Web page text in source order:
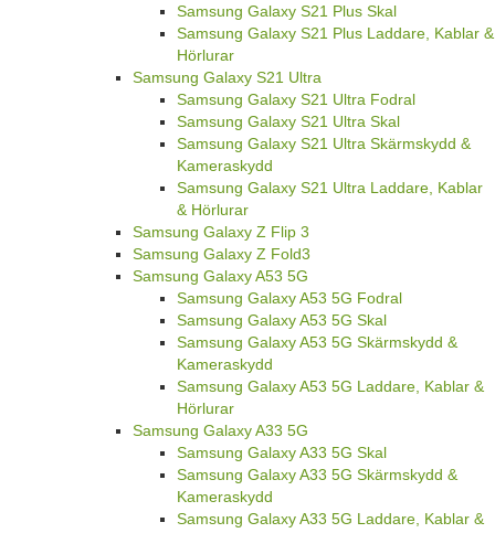
Samsung Galaxy S21 Plus Skal
Samsung Galaxy S21 Plus Laddare, Kablar &
Hörlurar
Samsung Galaxy S21 Ultra
Samsung Galaxy S21 Ultra Fodral
Samsung Galaxy S21 Ultra Skal
Samsung Galaxy S21 Ultra Skärmskydd &
Kameraskydd
Samsung Galaxy S21 Ultra Laddare, Kablar
& Hörlurar
Samsung Galaxy Z Flip 3
Samsung Galaxy Z Fold3
Samsung Galaxy A53 5G
Samsung Galaxy A53 5G Fodral
Samsung Galaxy A53 5G Skal
Samsung Galaxy A53 5G Skärmskydd &
Kameraskydd
Samsung Galaxy A53 5G Laddare, Kablar &
Hörlurar
Samsung Galaxy A33 5G
Samsung Galaxy A33 5G Skal
Samsung Galaxy A33 5G Skärmskydd &
Kameraskydd
Samsung Galaxy A33 5G Laddare, Kablar &